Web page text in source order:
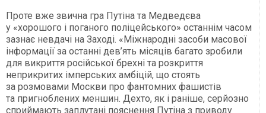
Проте вже звична гра Путіна та Медведєва
у «хорошого і поганого поліцейського» останнім часом
зазнає невдачі на Заході. «Міжнародні засоби масової
інформації за останні дев’ять місяців багато зробили
для викриття російської брехні та розкриття
неприкритих імперських амбіцій, що стоять
за розмовами Москви про фантомних фашистів
та пригноблених меншин. Дехто, як і раніше, серйозно
сприймають заплутані пояснення Путіна з приводу